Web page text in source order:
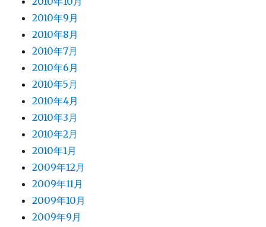
2010年9月
2010年8月
2010年7月
2010年6月
2010年5月
2010年4月
2010年3月
2010年2月
2010年1月
2009年12月
2009年11月
2009年10月
2009年9月